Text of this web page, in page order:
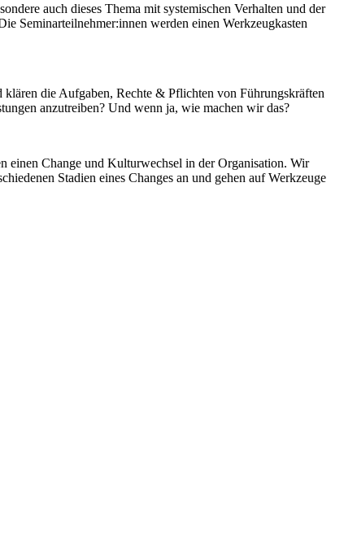
auch dieses Thema mit systemischen Verhalten und der
Seminarteilnehmer:innen werden einen Werkzeugkasten
die Aufgaben, Rechte & Pflichten von Führungskräften
anzutreiben? Und wenn ja, wie machen wir das?
einen Change und Kulturwechsel in der Organisation. Wir
Stadien eines Changes an und gehen auf Werkzeuge